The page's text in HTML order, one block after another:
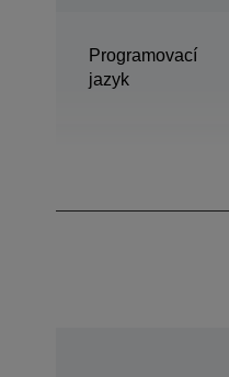
Programovací
jazyk